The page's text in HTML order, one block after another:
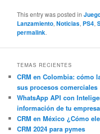
This entry was posted in
Lanzamiento,Noticias, PS4,
permalink.
TEMAS RECIENTES
CRM en Colombia: cómo
sus procesos comerciales
WhatsApp API con
información de tu empresa
CRM en México ¿Cómo
CRM 2024 para pymes